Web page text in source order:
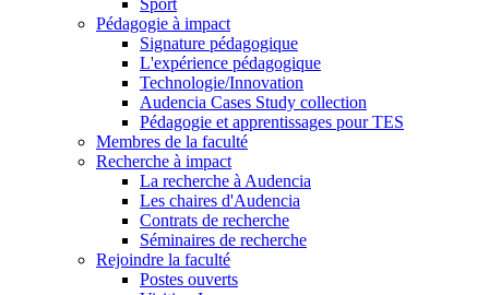
Sport
Pédagogie à impact
Signature pédagogique
L'expérience pédagogique
Technologie/Innovation
Audencia Cases Study collection
Pédagogie et apprentissages pour TES
Membres de la faculté
Recherche à impact
La recherche à Audencia
Les chaires d'Audencia
Contrats de recherche
Séminaires de recherche
Rejoindre la faculté
Postes ouverts